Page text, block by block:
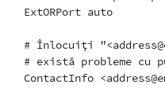
ExtORPort auto
# Înlocuiți
# există probleme cu
ContactInfo